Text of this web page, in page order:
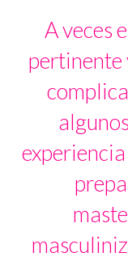
A veces
pertinente
algunos